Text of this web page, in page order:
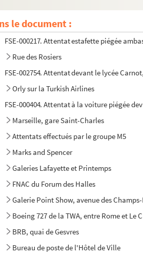
le document :
FSE-000400. Prise d'otages à l'ambassade
Attentat à la voiture piégée rue Marbeuf
FSE-000217. Attentat estafette piégée
Rue des Rosiers
FSE-002754. Attentat devant le lycée
Orly sur la Turkish Airlines
FSE-000404. Attentat à la voiture piégée
Marseille, gare Saint-Charles
Attentats effectués par le groupe M5
Marks and Spencer
Galeries Lafayette et Printemps
FNAC du Forum des Halles
Galerie Point Show, avenue des
Boeing 727 de la TWA, entre Rome et Le
BRB, quai de Gesvres
Bureau de poste de l'Hôtel de Ville